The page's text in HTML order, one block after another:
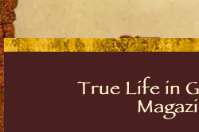
True Life in